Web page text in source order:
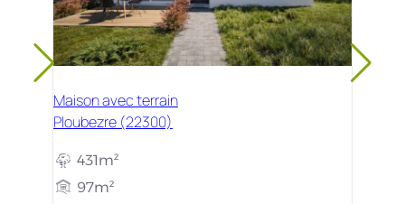
Maison avec terrain
Ploubezre (22300)
431m²
97m²